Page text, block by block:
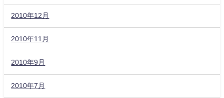
2010年12月
2010年11月
2010年9月
2010年7月